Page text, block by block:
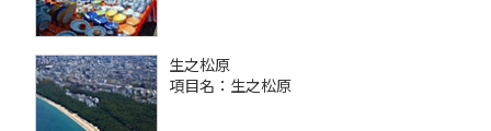
生之松原
項目名：生之松原